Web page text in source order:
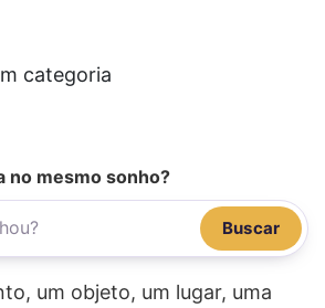
categoria
no mesmo sonho?
Buscar
um objeto, um lugar, uma